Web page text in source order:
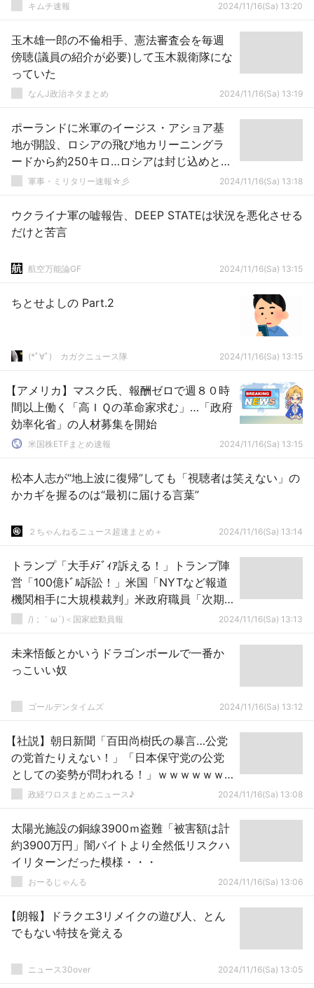
キムチ速報 2024/11/16(Sa) 13:20
玉木雄一郎の不倫相手、憲法審査会を毎週
傍聴(議員の紹介が必要)して玉木親衛隊にな
っていた
なんJ政治ネタまとめ 2024/11/16(Sa) 13:19
ポーランドに米軍のイージス・アショア基
地が開設、ロシアの飛び地カリーニングラ
ードから約250キロ…ロシアは封じ込めと反
発！軍事・ミリタリー速報☆彡 2024/11/16(Sa) 13:18
ウクライナ軍の嘘報告、DEEP STATEは状況を悪化させる
だけと苦言
航空万能論GF 2024/11/16(Sa) 13:15
ちとせよしの Part.2
(*ﾟ∀ﾟ)ゞカガクニュース隊 2024/11/16(Sa) 13:15
【アメリカ】マスク氏、報酬ゼロで週８０時
間以上働く「高ＩＱの革命家求む」…「政府
効率化省」の人材募集を開始
米国株ETFまとめ速報 2024/11/16(Sa) 13:15
松本人志が“地上波に復帰”しても「視聴者は笑えない」の
かカギを握るのは“最初に届ける言葉”
２ちゃんねるニュース超速まとめ＋ 2024/11/16(Sa) 13:14
トランプ「大手ﾒﾃﾞｨｱ訴える！」トランプ陣
営「100億ﾄﾞﾙ訴訟！」米国「NYTなど報道
機関相手に大規模裁判」米政府職員「次期
政権の大量解雇を恐れる(97％の解雇可能」
/)；｀ω´)＜国家総動員報 2024/11/16(Sa) 13:13
未来悟飯とかいうドラゴンボールで一番か
っこいい奴
ゴールデンタイムズ 2024/11/16(Sa) 13:12
【社説】朝日新聞「百田尚樹氏の暴言…公党
の党首たりえない！」「日本保守党の公党
としての姿勢が問われる！」ｗｗｗｗｗｗ
ｗｗｗｗｗｗｗｗｗｗｗｗｗｗ
政経ワロスまとめニュース♪ 2024/11/16(Sa) 13:08
太陽光施設の銅線3900ｍ盗難「被害額は計
約3900万円」闇バイトより全然低リスクハ
イリターンだった模様・・・
おーるじゃんる 2024/11/16(Sa) 13:06
【朗報】ドラクエ3リメイクの遊び人、とん
でもない特技を覚える
ニュース30over 2024/11/16(Sa) 13:05